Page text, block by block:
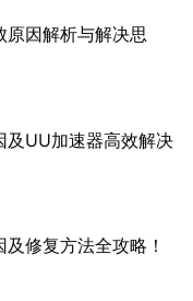
原因解析与解决思
及UU加速器高效解决
修复方法全攻略！